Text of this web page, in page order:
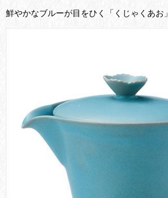
鮮やかなブルーが目をひく「くじゃくあお」